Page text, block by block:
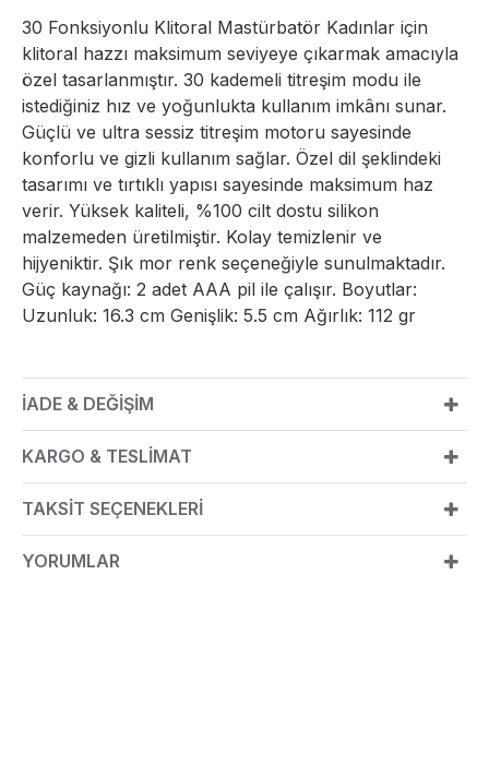
30 Fonksiyonlu Klitoral Mastürbatör Kadınlar için
klitoral hazzı maksimum seviyeye çıkarmak amacıyla
özel tasarlanmıştır. 30 kademeli titreşim modu ile
istediğiniz hız ve yoğunlukta kullanım imkânı sunar.
Güçlü ve ultra sessiz titreşim motoru sayesinde
konforlu ve gizli kullanım sağlar. Özel dil şeklindeki
tasarımı ve tırtıklı yapısı sayesinde maksimum haz
verir. Yüksek kaliteli, %100 cilt dostu silikon
malzemeden üretilmiştir. Kolay temizlenir ve
hijyeniktir. Şık mor renk seçeneğiyle sunulmaktadır.
Güç kaynağı: 2 adet AAA pil ile çalışır. Boyutlar:
Uzunluk: 16.3 cm Genişlik: 5.5 cm Ağırlık: 112 gr
İADE & DEĞİŞİM
KARGO & TESLİMAT
TAKSİT SEÇENEKLERİ
YORUMLAR